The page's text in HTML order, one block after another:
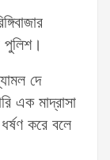
পুলিশ।
দে
এক মাদ্রাসা
করে বলে